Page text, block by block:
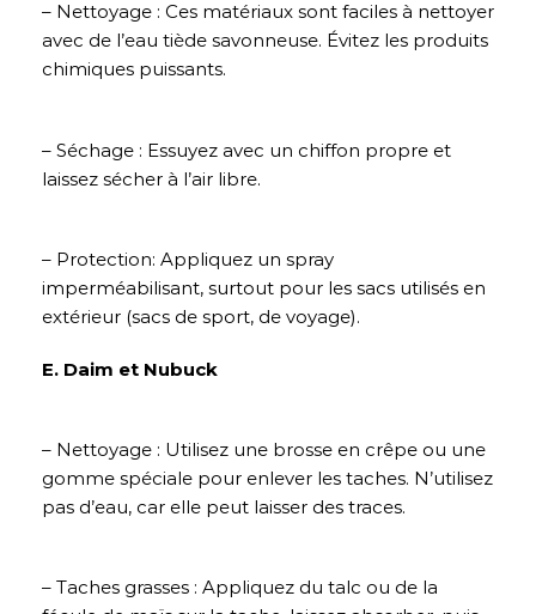
– Nettoyage : Ces matériaux sont faciles à nettoyer
avec de l’eau tiède savonneuse. Évitez les produits
chimiques puissants.
– Séchage : Essuyez avec un chiffon propre et
laissez sécher à l’air libre.
– Protection: Appliquez un spray
imperméabilisant, surtout pour les sacs utilisés en
extérieur (sacs de sport, de voyage).
E. Daim et Nubuck
– Nettoyage : Utilisez une brosse en crêpe ou une
gomme spéciale pour enlever les taches. N’utilisez
pas d’eau, car elle peut laisser des traces.
– Taches grasses : Appliquez du talc ou de la